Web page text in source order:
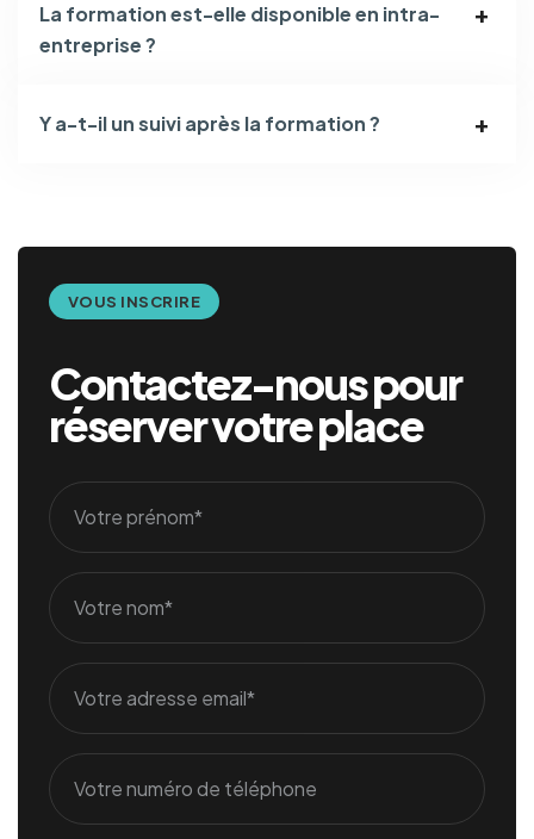
La formation est-elle disponible en intra-
entreprise ?
Y a-t-il un suivi après la formation ?
VOUS INSCRIRE
Contactez-nous pour
réserver votre place